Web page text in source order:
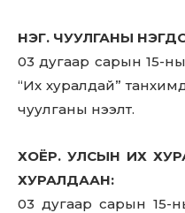
НЭГ. ЧУУЛГАНЫ
03 дугаар сарын 15-
“Их хуралдай”
чуулганы нээлт.
ХОЁР. УЛСЫН ИХ
ХУРАЛДААН:
03 дугаар сарын 15-